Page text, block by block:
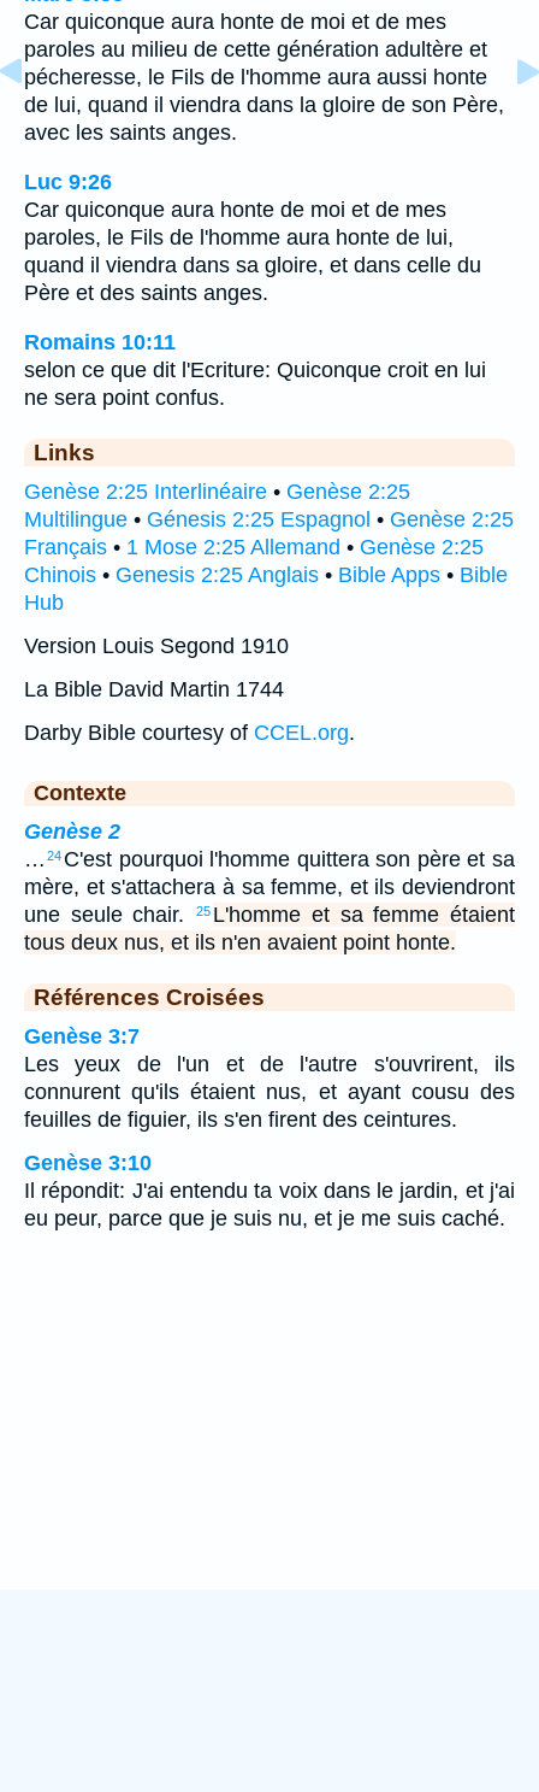
Car quiconque aura honte de moi et de mes
paroles au milieu de cette génération adultère et
pécheresse, le Fils de l'homme aura aussi honte
de lui, quand il viendra dans la gloire de son Père,
avec les saints anges.
Luc 9:26
Car quiconque aura honte de moi et de mes
paroles, le Fils de l'homme aura honte de lui,
quand il viendra dans sa gloire, et dans celle du
Père et des saints anges.
Romains 10:11
selon ce que dit l'Ecriture: Quiconque croit en lui
ne sera point confus.
Links
Genèse 2:25 Interlinéaire • Genèse 2:25
Multilingue • Génesis 2:25 Espagnol • Genèse 2:25
Français • 1 Mose 2:25 Allemand • Genèse 2:25
Chinois • Genesis 2:25 Anglais • Bible Apps • Bible
Hub
Version Louis Segond 1910
La Bible David Martin 1744
Darby Bible courtesy of CCEL.org.
Contexte
Genèse 2
… 24 C'est pourquoi l'homme quittera son père et sa
mère, et s'attachera à sa femme, et ils deviendront
une seule chair.
25 L'homme et sa femme étaient
tous deux nus, et ils n'en avaient point honte.
Références Croisées
Genèse 3:7
Les yeux de l'un et de l'autre s'ouvrirent, ils
connurent qu'ils étaient nus, et ayant cousu des
feuilles de figuier, ils s'en firent des ceintures.
Genèse 3:10
Il répondit: J'ai entendu ta voix dans le jardin, et j'ai
eu peur, parce que je suis nu, et je me suis caché.